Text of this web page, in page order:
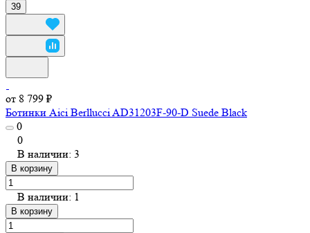
39
от 8 799 ₽
Ботинки Aici Berllucci AD31203F-90-D Suede Black
0
0
В наличии: 3
В корзину
В наличии: 1
В корзину